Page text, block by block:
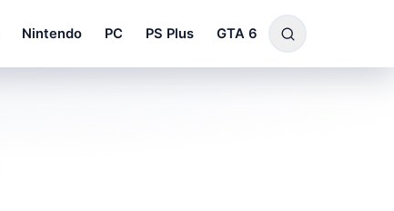
Nintendo PC PS Plus GTA 6